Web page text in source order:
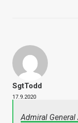
SgtTodd
17.9.2020
Admiral